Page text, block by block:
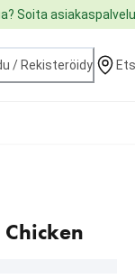
Soita
/ Rekisteröidy